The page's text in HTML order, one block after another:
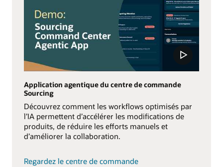
Application agentique du centre de commande
Sourcing
Découvrez comment les workflows optimisés par
l’IA permettent d’accélérer les modifications de
produits, de réduire les efforts manuels et
d’améliorer la collaboration.
Regardez le centre de commande